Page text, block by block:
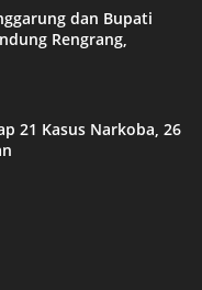
dan Bupati
Rengrang,
21 Kasus Narkoba, 26